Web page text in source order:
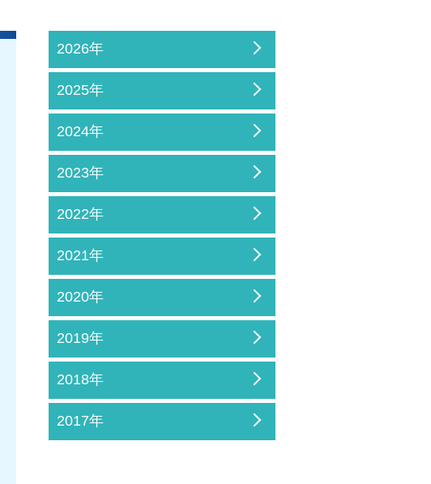
2026年
2025年
2024年
2023年
2022年
2021年
2020年
2019年
2018年
2017年